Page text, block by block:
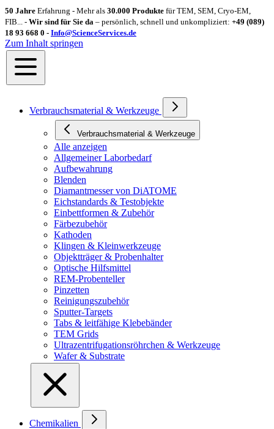
50 Jahre Erfahrung - Mehr als 30.000 Produkte für TEM, SEM, Cryo-EM,
FIB... - Wir sind für Sie da – persönlich, schnell und unkompliziert: +49 (089)
18 93 668 0 - Info@ScienceServices.de
Zum Inhalt springen
Verbrauchsmaterial & Werkzeuge
Verbrauchsmaterial & Werkzeuge
Alle anzeigen
Allgemeiner Laborbedarf
Aufbewahrung
Blenden
Diamantmesser von DiATOME
Eichstandards & Testobjekte
Einbettformen & Zubehör
Färbezubehör
Kathoden
Klingen & Kleinwerkzeuge
Objektträger & Probenhalter
Optische Hilfsmittel
REM-Probenteller
Pinzetten
Reinigungszubehör
Sputter-Targets
Tabs & leitfähige Klebebänder
TEM Grids
Ultrazentrifugationsröhrchen & Werkzeuge
Wafer & Substrate
Chemikalien